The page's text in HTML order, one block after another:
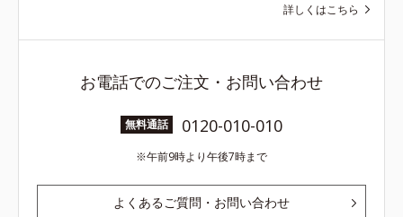
詳しくはこちら
お電話でのご注文・お問い合わせ
無料通話 0120-010-010
午前9時より午後7時まで
よくあるご質問・お問い合わせ